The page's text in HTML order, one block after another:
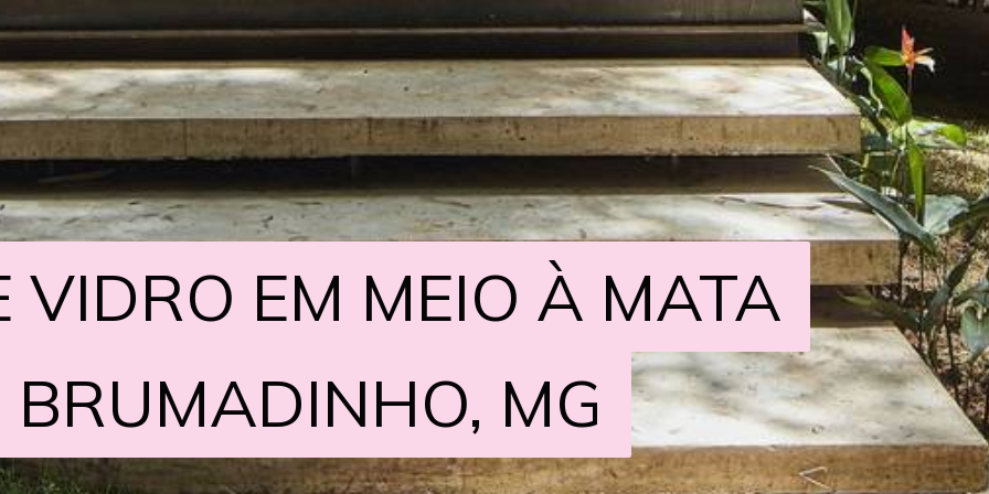
VIDRO EM MEIO À MATA
BRUMADINHO, MG
VIDRO EM MEIO À MATA
BRUMADINHO, MG